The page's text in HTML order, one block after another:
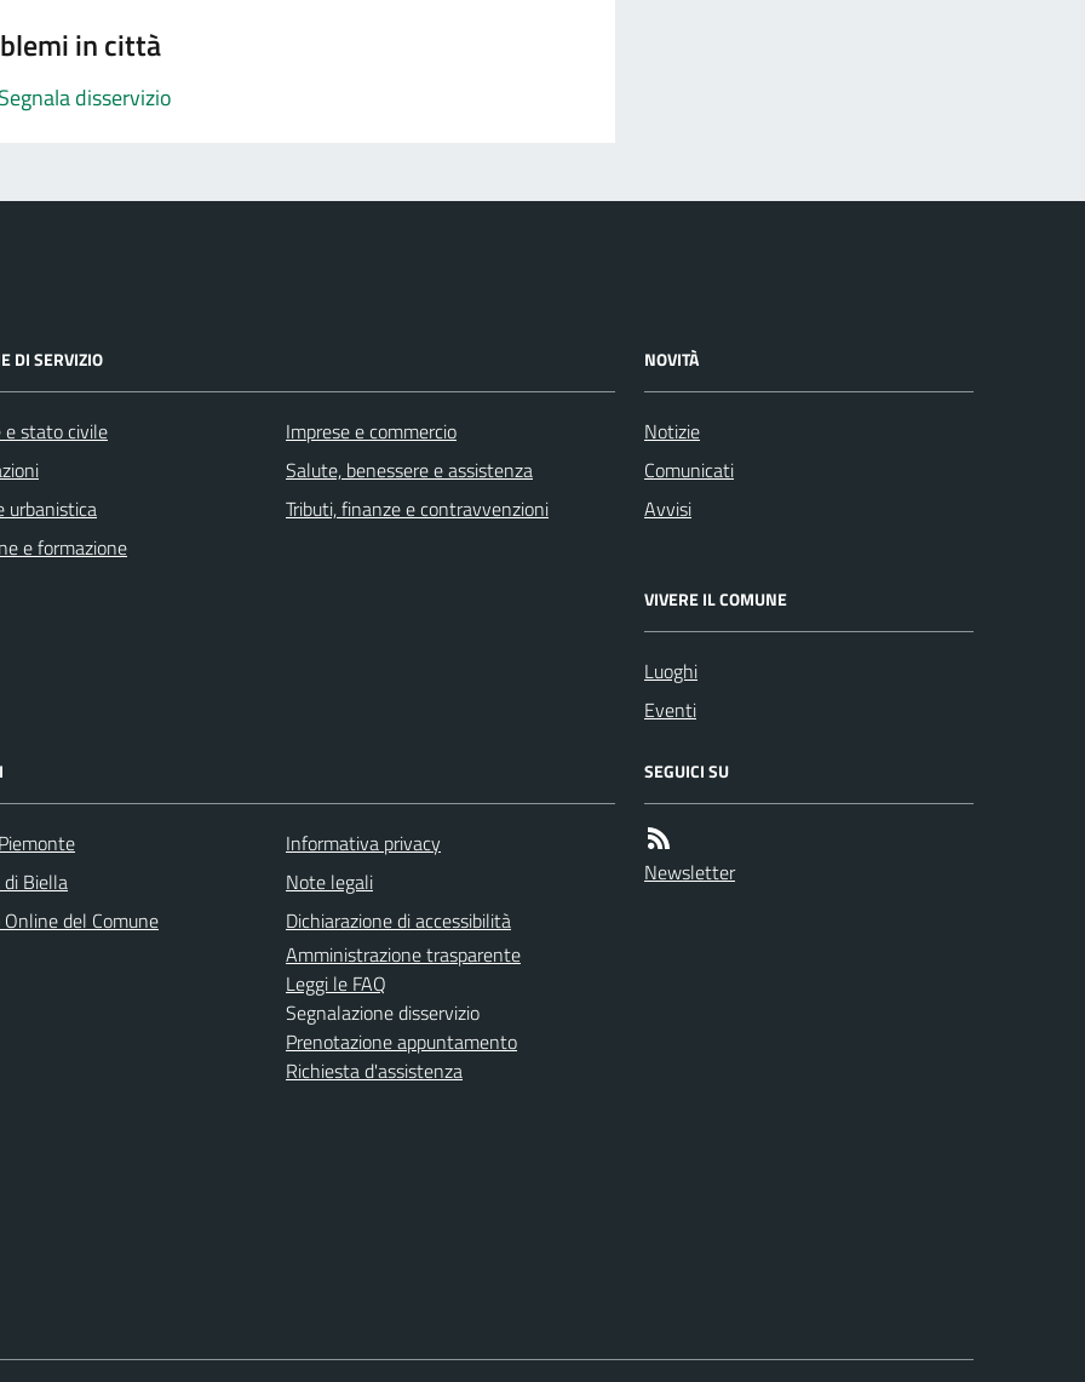
in città
Segnala disservizio
DI SERVIZIO
e stato civile
urbanistica
e formazione
Imprese e commercio
Salute, benessere e assistenza
Tributi, finanze e contravvenzioni
NOVITÀ
Notizie
Comunicati
Avvisi
VIVERE IL COMUNE
Luoghi
Eventi
Biella
del Comune
Informativa privacy
Note legali
Dichiarazione di accessibilità
Amministrazione trasparente
Leggi le FAQ
Segnalazione disservizio
Prenotazione appuntamento
Richiesta d'assistenza
SEGUICI SU
Newsletter